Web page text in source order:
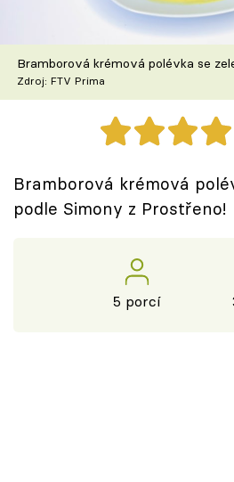
Škola vaření
Recepty z TV
Speciál: Cuketa
Těhotnej kuchař
Sledujte prima+
Bramborová krémová polévka se
Zdroj: FTV Prima
Bramborová krémová
podle Simony z Prostřeno!
5 porcí